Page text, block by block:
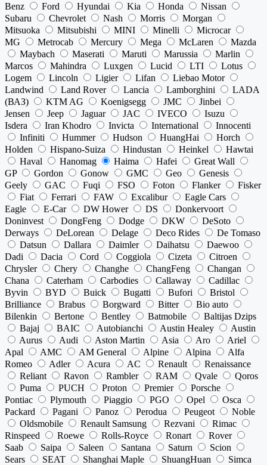
Benz Ford Hyundai Kia Honda
Nissan
Subaru
Chevrolet Nash Morris
Morgan
Mitsuoka
Mitsubishi MINI Minelli
Microcar
MG
Metrocab Mercury Mega McLaren
Mazda
Maybach
Maserati Maruti Marussia
Marlin
Marcos
Mahindra Luxgen Lucid LTI
Lotus
Logem
Lincoln Ligier Lifan
Liebao Motor
Landwind
Land Rover Lancia Lamborghini
LADA
(ВАЗ)
KTM AG Koenigsegg JMC
Jinbei
Jensen
Jeep Jaguar JAC IVECO
Isuzu
Isdera
Iran Khodro Invicta International
Innocenti
Infiniti
Hummer Hudson HuangHai
Horch
Holden
Hispano-Suiza Hindustan Heinkel
Hawtai
Haval
Hanomag Haima Hafei
Great Wall
GP
Gordon Gonow GMC Geo
Genesis
Geely
GAC Fuqi FSO Foton Flanker
Fisker
Fiat
Ferrari FAW Excalibur
Eagle Cars
Eagle
E-Car DW Hower DS
Donkervoort
Doninvest
DongFeng Dodge DKW
DeSoto
Derways
DeLorean Delage Deco Rides
De Tomaso
Datsun
Dallara Daimler Daihatsu
Daewoo
Dadi
Dacia Cord Coggiola Cizeta
Citroen
Chrysler
Chery Changhe ChangFeng
Changan
Chana
Caterham Carbodies Callaway
Cadillac
Byvin
BYD Buick Bugatti Bufori
Bristol
Brilliance
Brabus Borgward Bitter
Bio auto
Bilenkin
Bertone Bentley Batmobile
Baltijas Dzips
Bajaj
BAIC Autobianchi Austin Healey
Austin
Aurus
Audi Aston Martin Asia Aro
Ariel
Apal
AMC AM General Alpine Alpina
Alfa
Romeo
Adler Acura AC Renault
Renaissance
Reliant
Ravon Rambler RAM Qvale
Qoros
Puma
PUCH Proton Premier
Porsche
Pontiac
Plymouth Piaggio PGO Opel
Osca
Packard
Pagani Panoz Perodua Peugeot
Noble
Oldsmobile
Renault Samsung Rezvani
Rimac
Rinspeed
Roewe Rolls-Royce Ronart
Rover
Saab
Saipa Saleen Santana Saturn
Scion
Sears
SEAT Shanghai Maple ShuangHuan
Simca